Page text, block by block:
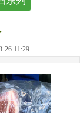
26 11:29